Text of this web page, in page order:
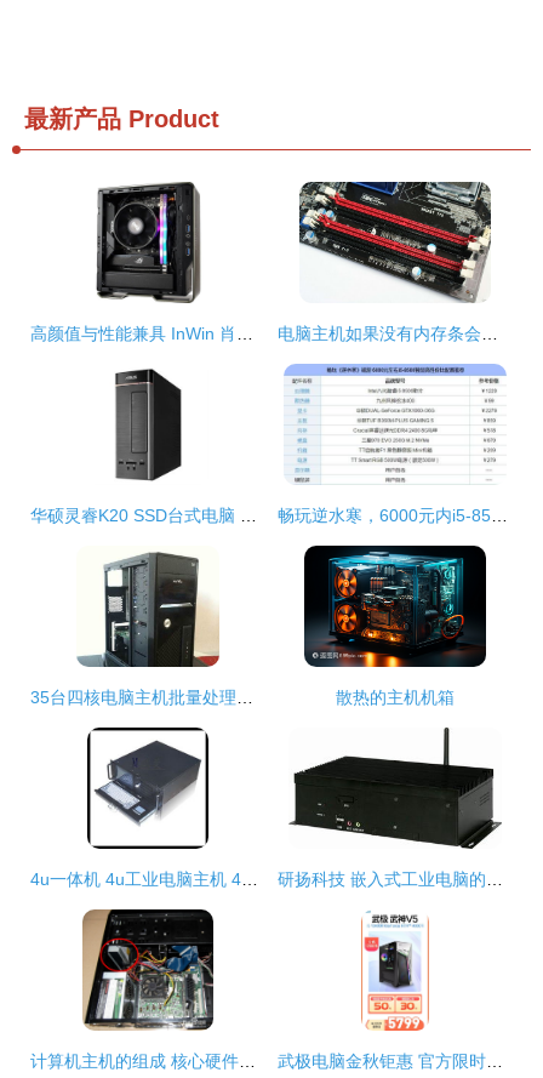
最新产品 Product
散热的主机机箱